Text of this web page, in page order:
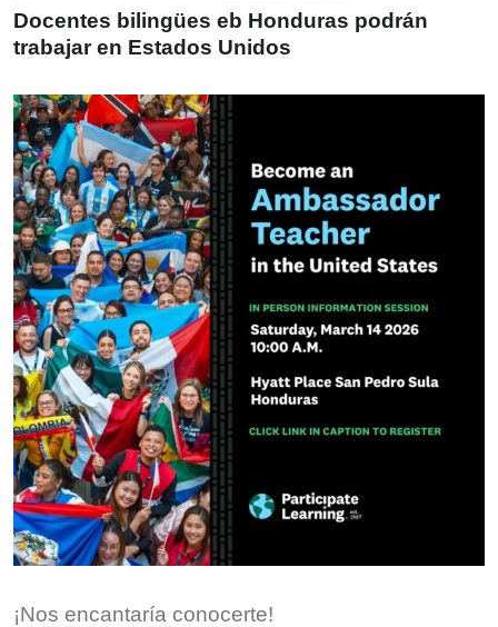
Docentes bilingües eb Honduras podrán
trabajar en Estados Unidos
¡Nos encantaría conocerte!